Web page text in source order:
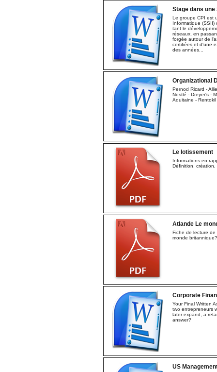
Stage dans une
Le groupe CPI est
Informatique (SSII)
tant le
réseaux, en
forgée autour de
certifiées et d'une
des années...
Organizational
Pernod Ricard -
Nestlé - Dreyer's -
Aquitaine - Rentokil
Le lotissement
Informations en
Définition,
Atlande Le
Fiche de lecture
monde britannique?
Corporate
Your Final Written
two entrepreneurs
later expand, a
answer?
US